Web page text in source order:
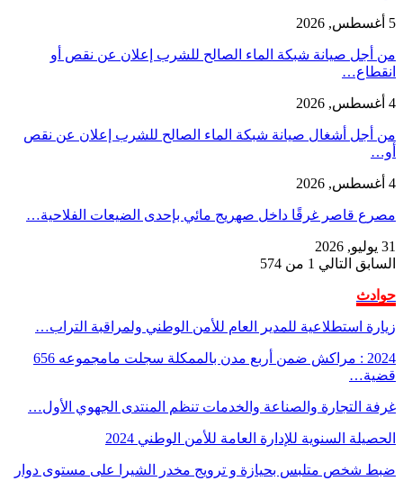
5 أغسطس, 2026
من أجل صيانة شبكة الماء الصالح للشرب إعلان عن نقص أو
انقطاع…
4 أغسطس, 2026
من أجل أشغال صيانة شبكة الماء الصالح للشرب إعلان عن نقص
أو…
4 أغسطس, 2026
مصرع قاصر غرقًا داخل صهريج مائي بإحدى الضيعات الفلاحية…
31 يوليو, 2026
السابق التالي 1 من 574
حوادث
زيارة استطلاعية للمدير العام للأمن الوطني ولمراقبة التراب…
2024 : مراكش ضمن أربع مدن بالممكلة سجلت مامجموعه 656
قضية…
غرفة التجارة والصناعة والخدمات تنظم المنتدى الجهوي الأول…
الحصيلة السنوية للإدارة العامة للأمن الوطني 2024
ضبط شخص متلبس بحيازة و ترويج مخدر الشيرا على مستوى دوار